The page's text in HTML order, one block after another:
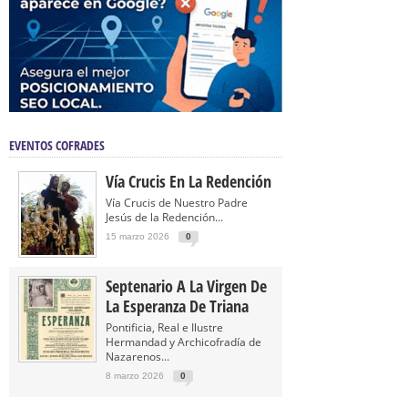
EVENTOS COFRADES
Vía Crucis En La Redención
Vía Crucis de Nuestro Padre
Jesús de la Redención...
15 marzo 2026 0
Septenario A La Virgen De
La Esperanza De Triana
Pontificia, Real e Ilustre
Hermandad y Archicofradía de
Nazarenos...
8 marzo 2026 0